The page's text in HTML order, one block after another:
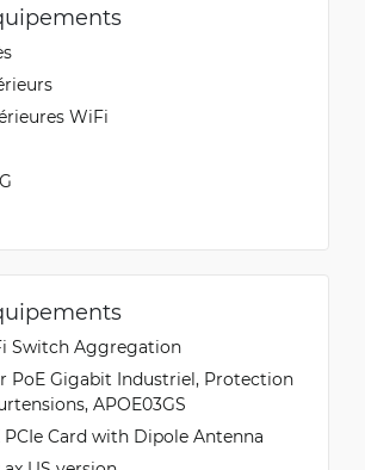
WiFi
Switch Aggregation
PoE Gigabit Industriel, Protection
APOE03GS
Card with Dipole Antenna